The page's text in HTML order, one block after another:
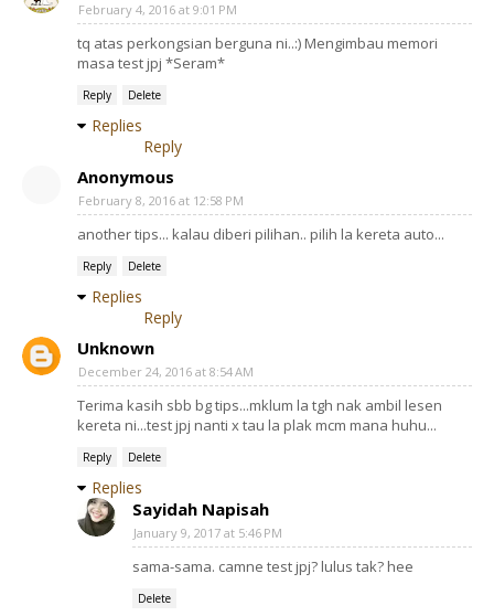
February 4, 2016 at 9:01 PM
tq atas perkongsian berguna ni..:) Mengimbau memori
masa test jpj *Seram*
Reply Delete
Replies
Reply
Anonymous
February 8, 2016 at 12:58 PM
another tips... kalau diberi pilihan.. pilih la kereta auto...
Reply Delete
Replies
Reply
Unknown
December 24, 2016 at 8:54 AM
Terima kasih sbb bg tips...mklum la tgh nak ambil lesen
kereta ni...test jpj nanti x tau la plak mcm mana huhu...
Reply Delete
Replies
Sayidah Napisah
January 9, 2017 at 5:46 PM
sama-sama. camne test jpj? lulus tak? hee
Delete